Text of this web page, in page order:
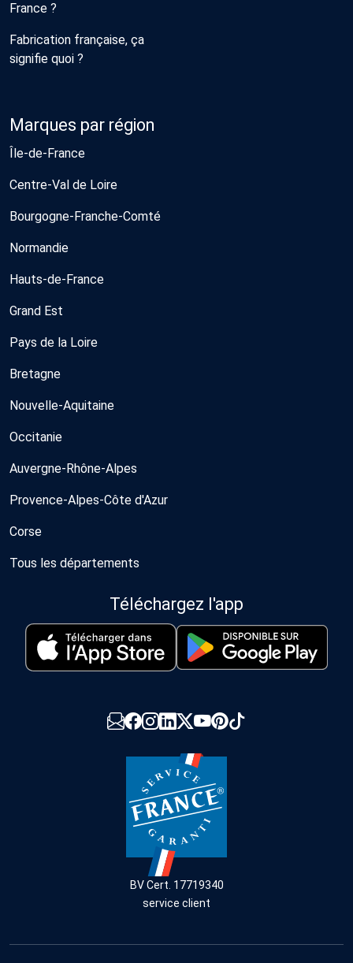
France ?
Fabrication française, ça
signifie quoi ?
Marques par région
Île-de-France
Centre-Val de Loire
Bourgogne-Franche-Comté
Normandie
Hauts-de-France
Grand Est
Pays de la Loire
Bretagne
Nouvelle-Aquitaine
Occitanie
Auvergne-Rhône-Alpes
Provence-Alpes-Côte d'Azur
Corse
Tous les départements
Téléchargez l'app
BV Cert. 17719340
service client